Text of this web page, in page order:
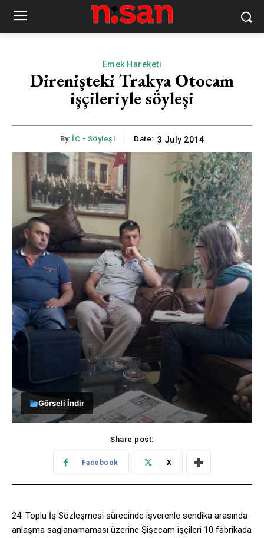
Emek Hareketi
Direnişteki Trakya Otocam
işçileriyle söyleşi
By: İC - Söyleşi Date: 3 July 2014
Görseli İndir
Share post:
Facebook X
24. Toplu İş Sözleşmesi sürecinde işverenle sendika arasında
anlaşma sağlanamaması üzerine Şişecam işçileri 10 fabrikada